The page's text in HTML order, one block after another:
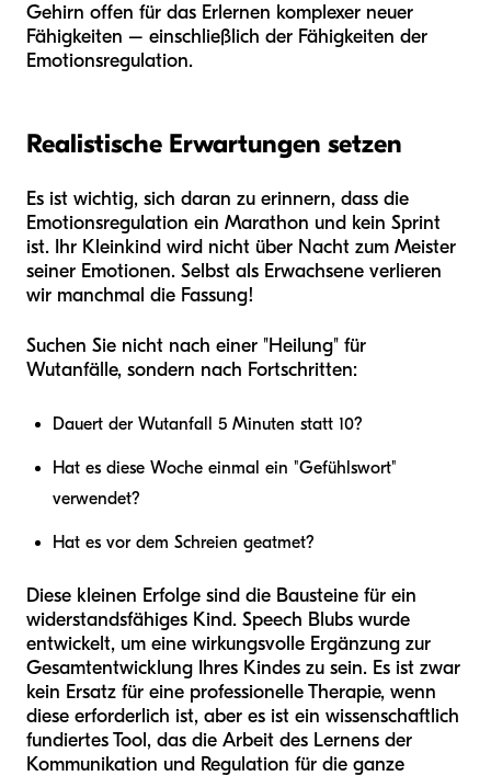
Gehirn offen für das Erlernen komplexer neuer
Fähigkeiten – einschließlich der Fähigkeiten der
Emotionsregulation.
Realistische Erwartungen setzen
Es ist wichtig, sich daran zu erinnern, dass die
Emotionsregulation ein Marathon und kein Sprint
ist. Ihr Kleinkind wird nicht über Nacht zum Meister
seiner Emotionen. Selbst als Erwachsene verlieren
wir manchmal die Fassung!
Suchen Sie nicht nach einer "Heilung" für
Wutanfälle, sondern nach Fortschritten:
Dauert der Wutanfall 5 Minuten statt 10?
Hat es diese Woche einmal ein "Gefühlswort"
verwendet?
Hat es vor dem Schreien geatmet?
Diese kleinen Erfolge sind die Bausteine für ein
widerstandsfähiges Kind. Speech Blubs wurde
entwickelt, um eine wirkungsvolle Ergänzung zur
Gesamtentwicklung Ihres Kindes zu sein. Es ist zwar
kein Ersatz für eine professionelle Therapie, wenn
diese erforderlich ist, aber es ist ein wissenschaftlich
fundiertes Tool, das die Arbeit des Lernens der
Kommunikation und Regulation für die ganze